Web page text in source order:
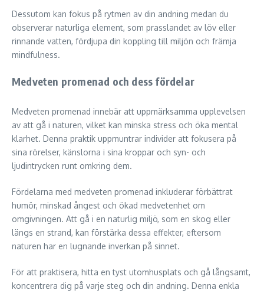
Dessutom kan fokus på rytmen av din andning medan du
observerar naturliga element, som prasslandet av löv eller
rinnande vatten, fördjupa din koppling till miljön och främja
mindfulness.
Medveten promenad och dess fördelar
Medveten promenad innebär att uppmärksamma upplevelsen
av att gå i naturen, vilket kan minska stress och öka mental
klarhet. Denna praktik uppmuntrar individer att fokusera på
sina rörelser, känslorna i sina kroppar och syn- och
ljudintrycken runt omkring dem.
Fördelarna med medveten promenad inkluderar förbättrat
humör, minskad ångest och ökad medvetenhet om
omgivningen. Att gå i en naturlig miljö, som en skog eller
längs en strand, kan förstärka dessa effekter, eftersom
naturen har en lugnande inverkan på sinnet.
För att praktisera, hitta en tyst utomhusplats och gå långsamt,
koncentrera dig på varje steg och din andning. Denna enkla